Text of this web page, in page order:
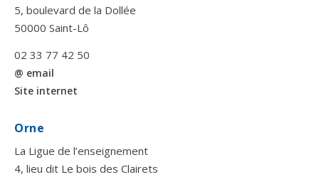
5, boulevard de la Dollée
50000 Saint-Lô
02 33 77 42 50
@ email
Site internet
Orne
La Ligue de l’enseignement
4, lieu dit Le bois des Clairets